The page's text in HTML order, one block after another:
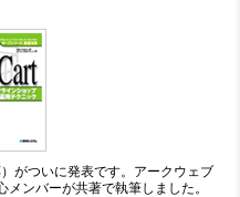
がついに発表です。アークウェブ
ンバーが共著で執筆しました。